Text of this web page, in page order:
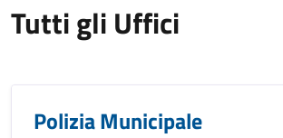
Tutti gli Uffici
Polizia Municipale